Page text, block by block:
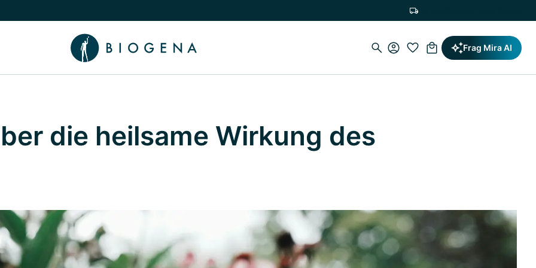
Wissen umschalten Frag Mira AI
die heilsame Wirkung des